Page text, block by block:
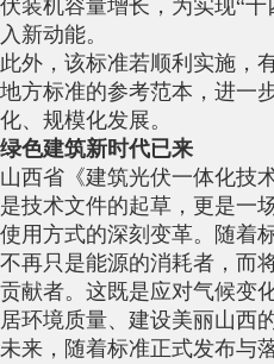
伏装机容量增长，为实现“
入新动能。
此外，该标准若顺利实施，
地方标准的参考范本，进一
化、规模化发展。
绿色建筑新时代已来
山西省《建筑光伏一体化技
是技术文件的起草，更是一
使用方式的深刻变革。随着
不再只是能源的消耗者，而
贡献者。这既是应对气候变
居环境质量、建设美丽山西
未来，随着标准正式发布与